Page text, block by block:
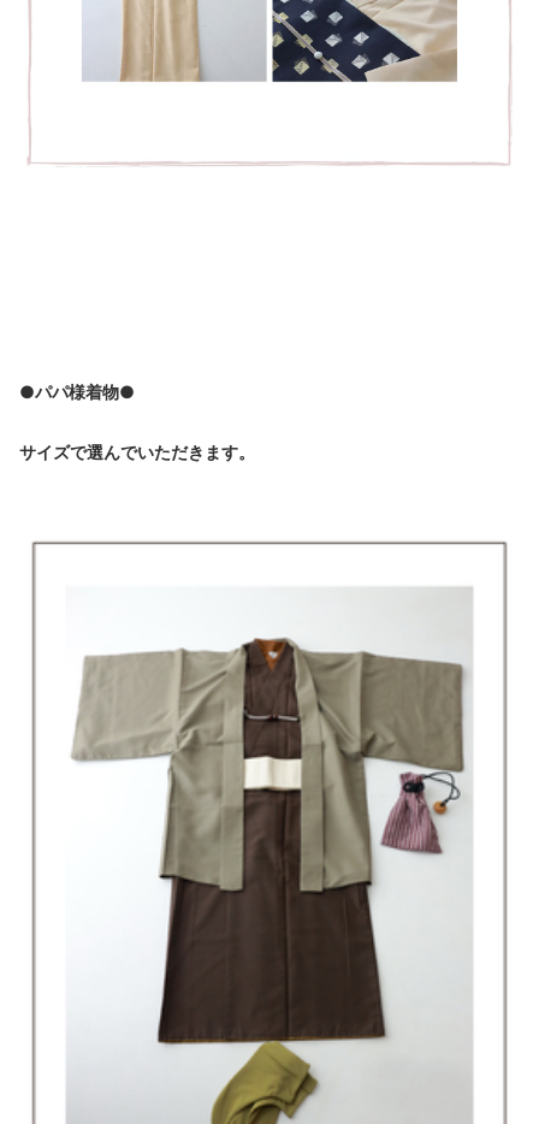
●パパ様着物●
サイズで選んでいただきます。